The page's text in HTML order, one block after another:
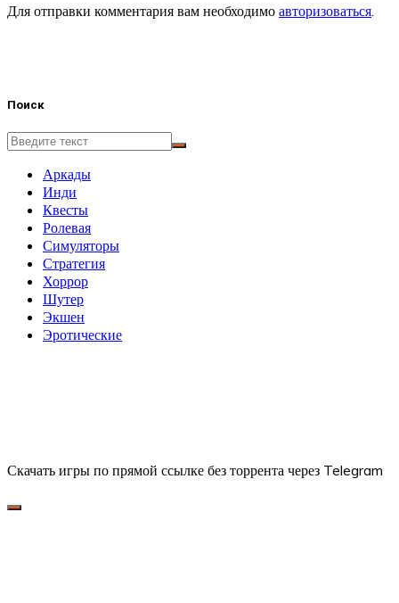
Для отправки комментария вам необходимо авторизоваться
Поиск
Аркады
Инди
Квесты
Ролевая
Симуляторы
Стратегия
Хоррор
Шутер
Экшен
Эротические
Скачать игры по прямой ссылке без торрента через Telegram